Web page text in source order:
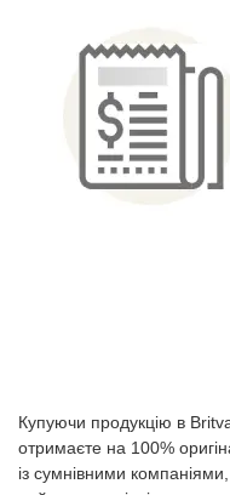
Купуючи продукцію в
отримаєте на 100%
із сумнівними